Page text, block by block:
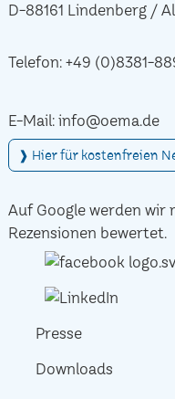
D-88161 Lindenberg /
Telefon: +49 (0)8381-
E-Mail: info@oema.de
❱ Hier für kostenfreien
Auf Google werden wir
Rezensionen bewertet.
Presse
Downloads